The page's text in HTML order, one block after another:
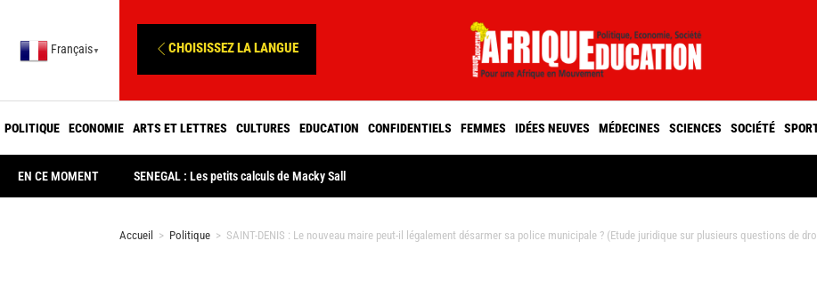
Français ▼ CHOISISSEZ LA LANGUE
POLITIQUE ECONOMIE ARTS ET LETTRES CULTURES EDUCATION CONFIDENTIELS FEMMES IDÉES NEUVES MÉDECINES SCIENCES SOCIÉTÉ
EN CE MOMENT SENEGAL : Les petits calculs de Macky Sall
Accueil > Politique > SAINT-DENIS : Le nouveau maire peut-il légalement désarmer sa police municipale ? (Etude juridique sur plusieurs questions de